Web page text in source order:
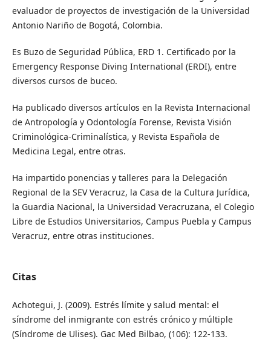
evaluador de proyectos de investigación de la Universidad
Antonio Nariño de Bogotá, Colombia.
Es Buzo de Seguridad Pública, ERD 1. Certificado por la
Emergency Response Diving International (ERDI), entre
diversos cursos de buceo.
Ha publicado diversos artículos en la Revista Internacional
de Antropología y Odontología Forense, Revista Visión
Criminológica-Criminalística, y Revista Española de
Medicina Legal, entre otras.
Ha impartido ponencias y talleres para la Delegación
Regional de la SEV Veracruz, la Casa de la Cultura Jurídica,
la Guardia Nacional, la Universidad Veracruzana, el Colegio
Libre de Estudios Universitarios, Campus Puebla y Campus
Veracruz, entre otras instituciones.
Citas
Achotegui, J. (2009). Estrés límite y salud mental: el
síndrome del inmigrante con estrés crónico y múltiple
(Síndrome de Ulises). Gac Med Bilbao, (106): 122-133.